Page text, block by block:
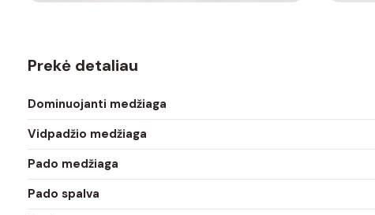
Prekė detaliau
Dominuojanti medžiaga
Vidpadžio medžiaga
Pado medžiaga
Pado spalva